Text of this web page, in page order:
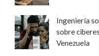
Ingeniería
sobre
Venezuela